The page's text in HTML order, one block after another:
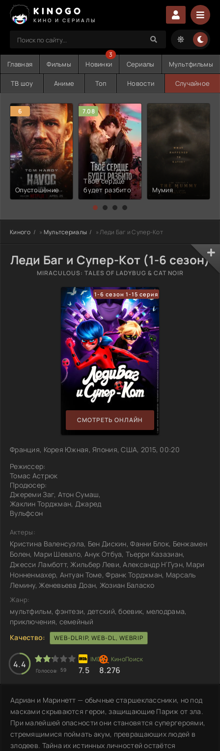
KINOGO
КИНО И СЕРИАЛЫ
Главная Фильмы Новинки
3
Сериалы Мультфильмы
ТВ шоу Аниме Топ Новости Случайное
6
Опустошение
7.08
Твоё сердце
будет разбито
Мумия
Киного » Мультсериалы » Леди Баг и Супер-Кот
Леди Баг и Супер-Кот (1-6 сезон)
MIRACULOUS: TALES OF LADYBUG & CAT NOIR
1-6 сезон 1-15 серия
СМОТРЕТЬ ОНЛАЙН
Франция, Корея Южная, Япония, США, 2015, 00:20
Режиссер:
Томас Астрюк
Продюсер:
Джереми Заг, Атон Сумаш,
Жаклин Торджман, Джаред
Вульфсон
Актеры:
Кристина Валенсуэла, Бен Дискин, Фанни Блок, Бенжамен
Болен, Мари Шевало, Анук Отбуа, Тьерри Казазиан,
Джесси Ламботт, Жильбер Леви, Александр Н’Гуэн, Мари
Нонненмахер, Антуан Томе, Франк Торджман, Марсаль
Лемину, Женевьева Доан, Жозиан Баласко
Жанр:
мультфильм, фэнтези, детский, боевик, мелодрама,
приключения, семейный
Качество:
WEB-DLRIP, WEB-DL, WEBRIP
4.4
Голосов: 59 7.5 8.276
Адриан и Маринетт — обычные старшеклассники, но под
масками скрываются герои, защищающие Париж от зла.
При малейшей опасности они становятся супергероями,
стремящимися поймать акум, превращающих людей в
злодеев. Тайна их истинных личностей остаётся